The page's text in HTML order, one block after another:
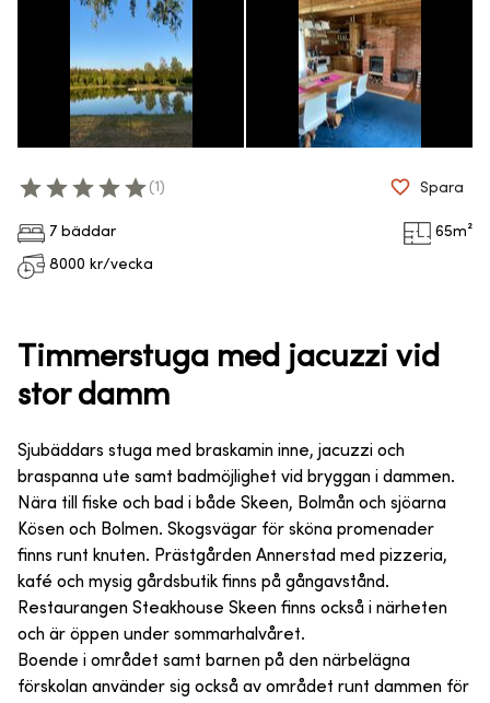
7 bäddar 65m²
8000 kr/vecka
( 1 ) Spara
Timmerstuga med jacuzzi vid
stor damm
Sjubäddars stuga med braskamin inne, jacuzzi och
braspanna ute samt badmöjlighet vid bryggan i dammen.
Nära till fiske och bad i både Skeen, Bolmån och sjöarna
Kösen och Bolmen. Skogsvägar för sköna promenader
finns runt knuten. Prästgården Annerstad med pizzeria,
kafé och mysig gårdsbutik finns på gångavstånd.
Restaurangen Steakhouse Skeen finns också i närheten
och är öppen under sommarhalvåret.
Boende i området samt barnen på den närbelägna
förskolan använder sig också av området runt dammen för